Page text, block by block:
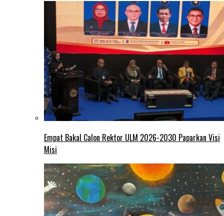
Empat Bakal Calon Rektor ULM 2026-2030 Paparkan Visi
Misi